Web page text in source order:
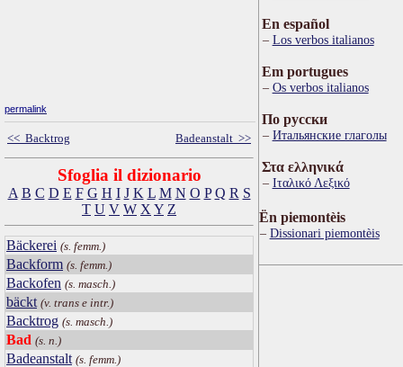
permalink
<< Backtrog Badeanstalt >>
Sfoglia il dizionario
A B C D E F G H I J K L M N O P Q R S
T U V W X Y Z
Bäckerei (s. femm.)
Backform (s. femm.)
Backofen (s. masch.)
bäckt (v. trans e intr.)
Backtrog (s. masch.)
Bad (s. n.)
Badeanstalt (s. femm.)
En español
Los verbos italianos
Em portugues
Os verbos italianos
По русски
Итальянские глаголы
Στα ελληνικά
Ιταλικό Λεξικό
Ën piemontèis
Dissionari piemontèis